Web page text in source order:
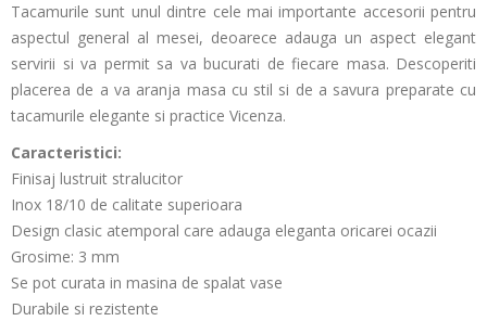
Tacamurile sunt unul dintre cele mai importante accesorii pentru
aspectul general al mesei, deoarece adauga un aspect elegant
servirii si va permit sa va bucurati de fiecare masa. Descoperiti
placerea de a va aranja masa cu stil si de a savura preparate cu
tacamurile elegante si practice Vicenza.
Caracteristici:
Finisaj lustruit stralucitor
Inox 18/10 de calitate superioara
Design clasic atemporal care adauga eleganta oricarei ocazii
Grosime: 3 mm
Se pot curata in masina de spalat vase
Durabile si rezistente